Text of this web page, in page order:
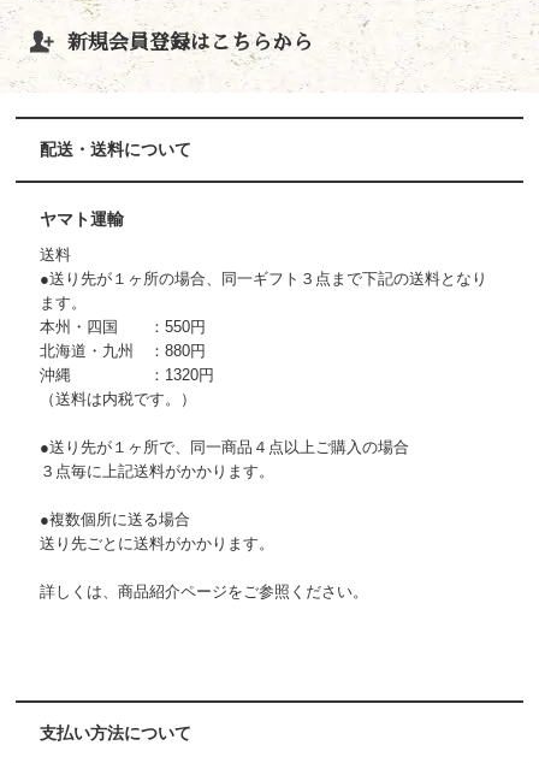
新規会員登録はこちらから
配送・送料について
ヤマト運輸
送料
●送り先が１ヶ所の場合、同一ギフト３点まで下記の送料となり
ます。
本州・四国 ：550円
北海道・九州 ：880円
沖縄 ：1320円
（送料は内税です。）
●送り先が１ヶ所で、同一商品４点以上ご購入の場合
３点毎に上記送料がかかります。
●複数個所に送る場合
送り先ごとに送料がかかります。
詳しくは、商品紹介ページをご参照ください。
支払い方法について